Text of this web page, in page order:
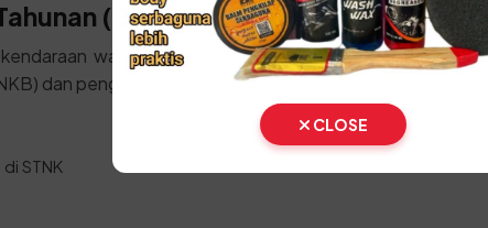
(Ganti Plat)
wajib datang langsung ke SAMSAT Induk untuk
dan pengecekan fisik kendaraan. Siapkan dokumen ini:
STNK
CLOSE